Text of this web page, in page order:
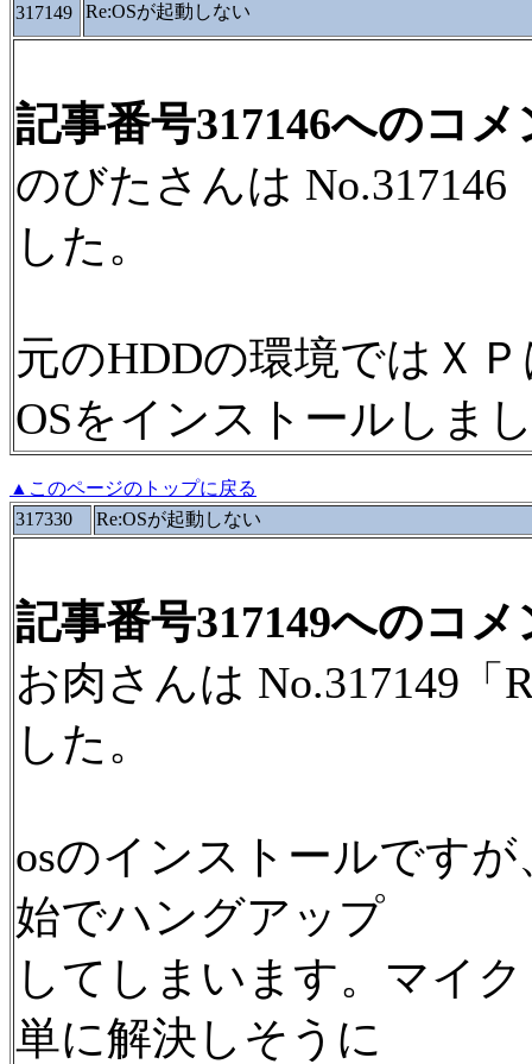
317149
Re:OSが起動しない
記事番号317146へのコメ
のびたさんは
した。
元のHDDの環境ではＸ
OSをインストールしま
▲このページのトップに戻る
317330
Re:OSが起動しない
記事番号317149へのコメ
お肉さんは No.317149
した。
osのインストールです
始でハングアップ
してしまいます。マイ
単に解決しそうに